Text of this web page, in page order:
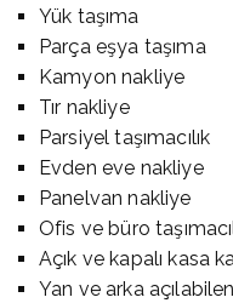
Yük taşıma
Parça eşya taşıma
Kamyon nakliye
Tır nakliye
Parsiyel taşımacılık
Evden eve nakliye
Panelvan nakliye
Ofis ve büro
Açık ve kapalı kasa
Yan ve arka